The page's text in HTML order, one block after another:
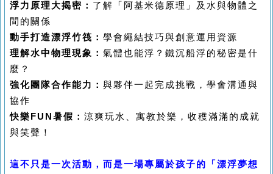
浮力原理大揭密： 了解「阿基米德原理」及水與物體之
間的關係
動手打造漂浮竹筏： 學會繩結技巧與創意運用資源
理解水中物理現象： 氣體也能浮？鐵沉船浮的秘密是什
麼？
強化團隊合作能力： 與夥伴一起完成挑戰，學會溝通與
協作
快樂FUN暑假： 涼爽玩水、寓教於樂，收穫滿滿的成就
與笑聲！
這不只是一次活動，而是一場專屬於孩子的「漂浮夢想